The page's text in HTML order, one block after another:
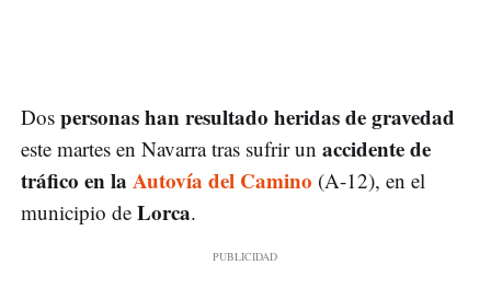
Dos personas han resultado heridas de gravedad
este martes en Navarra tras sufrir un accidente de
tráfico en la Autovía del Camino (A-12), en el
municipio de Lorca.